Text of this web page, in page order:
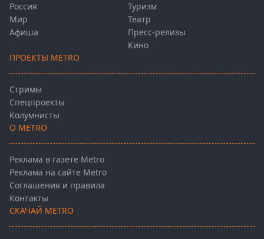
Россия
Мир
Афиша
Туризм
Театр
Пресс-релизы
Кино
ПРОЕКТЫ METRO
Стримы
Спецпроекты
Колумнисты
О METRO
Реклама в газете Metro
Реклама на сайте Metro
Соглашения и правила
Контакты
СКАЧАЙ METRO